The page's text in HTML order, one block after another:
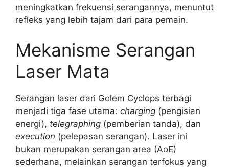
meningkatkan frekuensi serangannya, menuntut
refleks yang lebih tajam dari para pemain.
Mekanisme Serangan
Laser Mata
Serangan laser dari Golem Cyclops terbagi
menjadi tiga fase utama: charging (pengisian
energi), telegraphing (pemberian tanda), dan
execution (pelepasan serangan). Laser ini
bukan merupakan serangan area (AoE)
sederhana, melainkan serangan terfokus yang